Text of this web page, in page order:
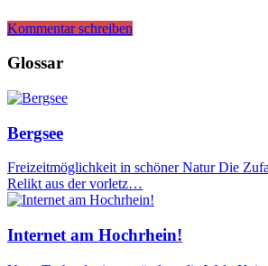
Kommentar schreiben
Glossar
Bergsee
Freizeitmöglichkeit in schöner Natur Die
Relikt aus der vorletz…
Internet am Hochrhein!